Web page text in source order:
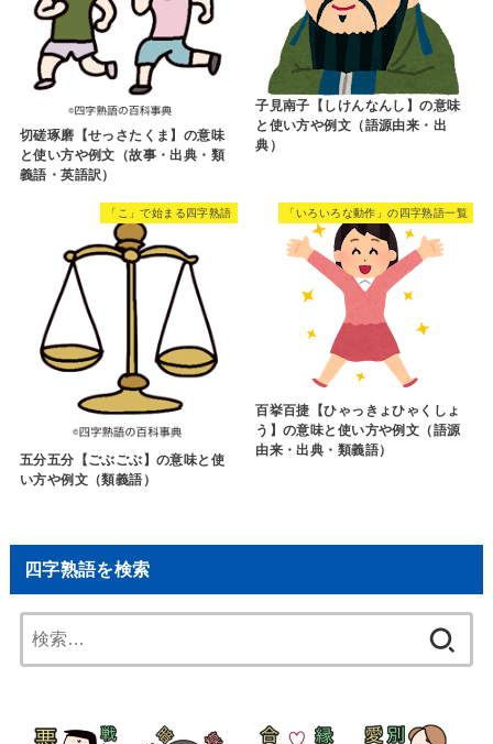
切磋琢磨【せっさたくま】の意味
と使い方や例文（故事・出典・類
義語・英語訳）
子見南子【しけんなんし】の意味
と使い方や例文（語源由来・出
典）
「こ」で始まる四字熟語
五分五分【ごぶごぶ】の意味と使
い方や例文（類義語）
「いろいろな動作」の四字熟語一覧
百挙百捷【ひゃっきょひゃくしょ
う】の意味と使い方や例文（語源
由来・出典・類義語）
四字熟語を検索
索: